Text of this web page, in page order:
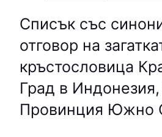
Списък със
отговор на
кръстословица
Град в
Провинция Южно